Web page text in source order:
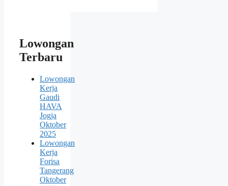
Lowongan
Terbaru
Lowongan
Kerja
Gaudi
HAVA
Jogja
Oktober
2025
Lowongan
Kerja
Forisa
Tangerang
Oktober